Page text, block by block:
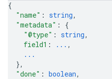
{
"name" : string,
"metadata" : {
"@type" : string,
field1 : ... ,
...
},
"done" : boolean,